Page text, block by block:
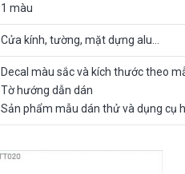
1 màu
Cửa kính, tường, mặt dựng alu…
Decal màu sắc và kích thước theo
Tờ hướng dẫn dán
Sản phẩm mẫu dán thử và dụng cụ